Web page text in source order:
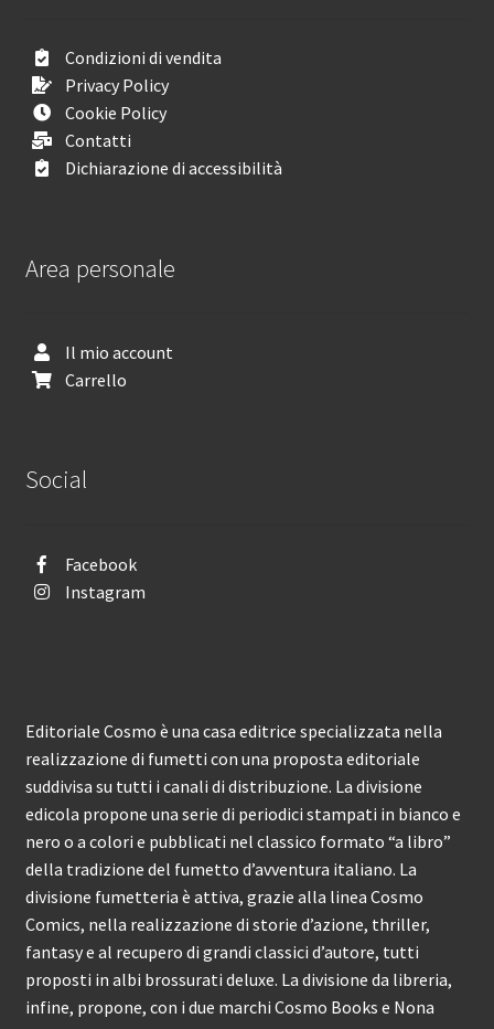
Condizioni di vendita
Privacy Policy
Cookie Policy
Contatti
Dichiarazione di accessibilità
Area personale
Il mio account
Carrello
Social
Facebook
Instagram
Editoriale Cosmo è una casa editrice specializzata nella
realizzazione di fumetti con una proposta editoriale
suddivisa su tutti i canali di distribuzione. La divisione
edicola propone una serie di periodici stampati in bianco e
nero o a colori e pubblicati nel classico formato “a libro”
della tradizione del fumetto d’avventura italiano. La
divisione fumetteria è attiva, grazie alla linea Cosmo
Comics, nella realizzazione di storie d’azione, thriller,
fantasy e al recupero di grandi classici d’autore, tutti
proposti in albi brossurati deluxe. La divisione da libreria,
infine, propone, con i due marchi Cosmo Books e Nona